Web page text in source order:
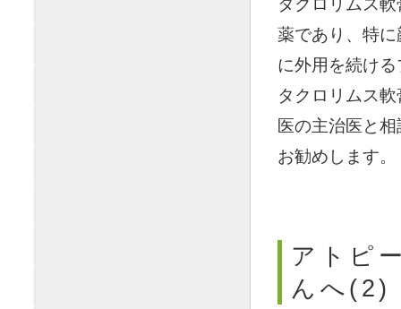
薬であり、特
に外用を続け
タクロリムス
医の主治医と
お勧めします。
アトピ
んへ(2)